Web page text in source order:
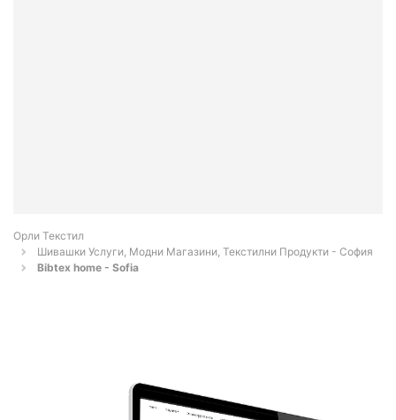
Орли Текстил
Шивашки Услуги, Модни Магазини, Текстилни Продукти - София
Bibtex home - Sofia